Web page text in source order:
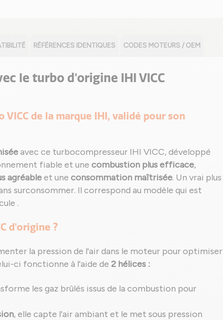
RÉFÉRENCES IDENTIQUES CODES MOTEURS / OEM
le turbo d'origine IHI VICC
de la marque IHI, validé pour son
avec ce turbocompresseur IHI VICC, développé
fiable et une combustion plus efficace,
agréableet une consommation maîtrisée. Un vrai plus
surconsommer. Il correspond au modèle qui est
.
d'origine ?
la pression de l'air dans le moteur pour optimiser
ci fonctionne à l'aide de 2 hélices :
les gaz brûlés issus de la combustion pour
, elle capte l'air ambiant et le met sous pression